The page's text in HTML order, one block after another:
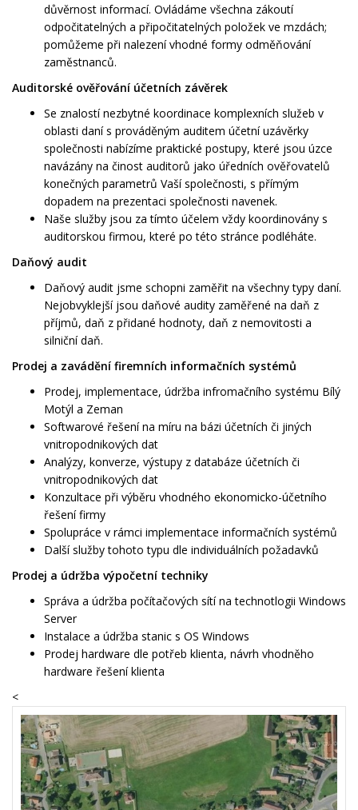
důvěrnost informací. Ovládáme všechna zákoutí
odpočitatelných a připočitatelných položek ve mzdách;
pomůžeme při nalezení vhodné formy odměňování
zaměstnanců.
Auditorské ověřování účetních závěrek
Se znalostí nezbytné koordinace komplexních služeb v
oblasti daní s prováděným auditem účetní uzávěrky
společnosti nabízíme praktické postupy, které jsou úzce
navázány na činost auditorů jako úředních ověřovatelů
konečných parametrů Vaší společnosti, s přímým
dopadem na prezentaci společnosti navenek.
Naše služby jsou za tímto účelem vždy koordinovány s
auditorskou firmou, které po této stránce podléháte.
Daňový audit
Daňový audit jsme schopni zaměřit na všechny typy daní.
Nejobvyklejší jsou daňové audity zaměřené na daň z
příjmů, daň z přidané hodnoty, daň z nemovitosti a
silniční daň.
Prodej a zavádění firemních informačních systémů
Prodej, implementace, údržba infromačního systému Bílý
Motýl a Zeman
Softwarové řešení na míru na bázi účetních či jiných
vnitropodnikových dat
Analýzy, konverze, výstupy z databáze účetních či
vnitropodnikových dat
Konzultace při výběru vhodného ekonomicko-účetního
řešení firmy
Spolupráce v rámci implementace informačních systémů
Další služby tohoto typu dle individuálních požadavků
Prodej a údržba výpočetní techniky
Správa a údržba počítačových sítí na technotlogii Windows
Server
Instalace a údržba stanic s OS Windows
Prodej hardware dle potřeb klienta, návrh vhodněho
hardware řešení klienta
<